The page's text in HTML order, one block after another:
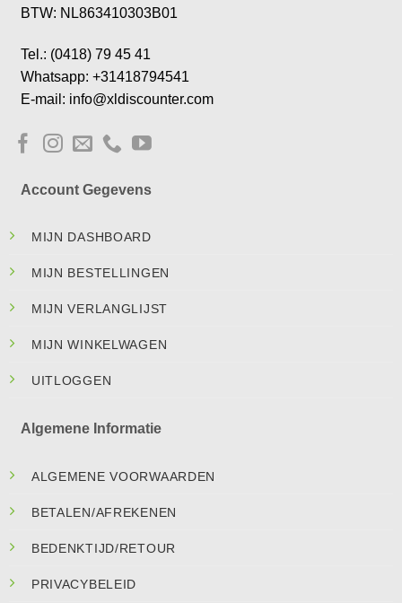
BTW: NL863410303B01
Tel.: (0418) 79 45 41
Whatsapp: +31418794541
E-mail: info@xldiscounter.com
Account Gegevens
MIJN DASHBOARD
MIJN BESTELLINGEN
MIJN VERLANGLIJST
MIJN WINKELWAGEN
UITLOGGEN
Algemene Informatie
ALGEMENE VOORWAARDEN
BETALEN/AFREKENEN
BEDENKTIJD/RETOUR
PRIVACYBELEID